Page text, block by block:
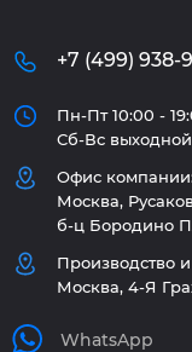
+7 (499) 938-
Пн-Пт 10:00 -
Сб-Вс выходной
Офис
Москва,
б-ц Бородино
Производство
Москва, 4-Я
WhatsApp